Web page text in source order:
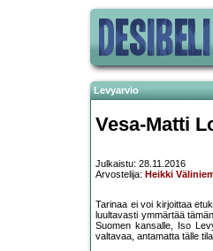
Levyarvio
Vesa-Matti
Julkaistu: 28.11.2016
Arvostelija: Heikki
Tarinaa ei voi kirjoittaa
luultavasti ymmärtää
Suomen kansalle, Iso
valtavaa, antamatta tälle